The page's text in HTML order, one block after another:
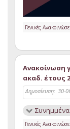
Γενικές
Ανακοίνωση
ακαδ. έτους
Δημοσίευση: 30-
Γενικές